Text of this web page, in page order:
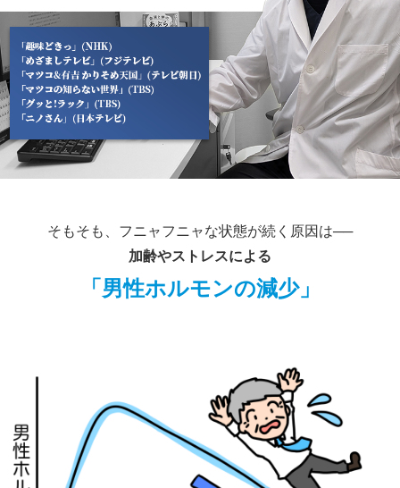
そもそも、フニャフニャな状態が続く原因は──
加齢やストレスによる
「男性ホルモンの減少」